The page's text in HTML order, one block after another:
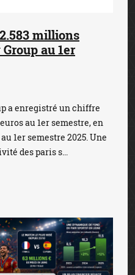
millions
au 1er
a enregistré un chiffre
au 1er semestre, en
1er semestre 2025. Une
des paris s...